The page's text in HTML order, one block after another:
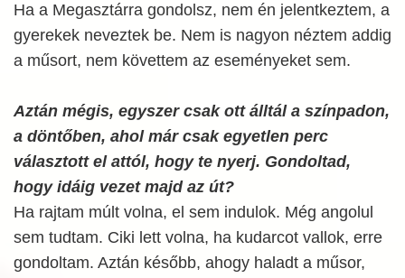
Ha a Megasztárra gondolsz, nem én jelentkeztem, a
gyerekek neveztek be. Nem is nagyon néztem addig
a műsort, nem követtem az eseményeket sem.
Aztán mégis, egyszer csak ott álltál a színpadon,
a döntőben, ahol már csak egyetlen perc
választott el attól, hogy te nyerj. Gondoltad,
hogy idáig vezet majd az út?
Ha rajtam múlt volna, el sem indulok. Még angolul
sem tudtam. Ciki lett volna, ha kudarcot vallok, erre
gondoltam. Aztán később, ahogy haladt a műsor,